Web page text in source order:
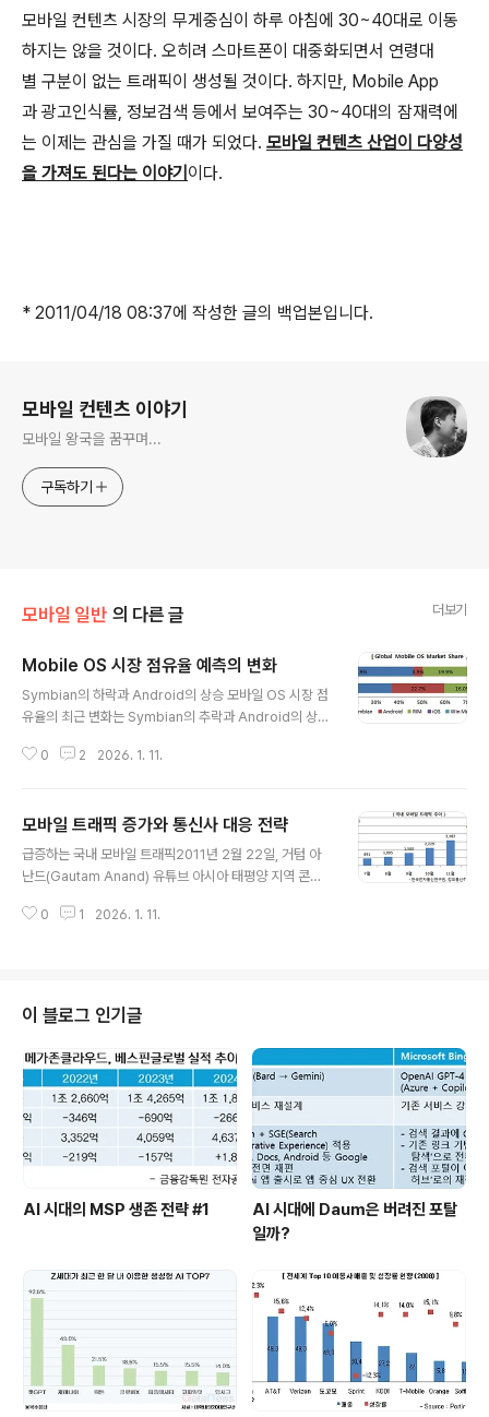
모바일 컨텐츠 시장의 무게중심이 하루 아침에 30~40대로 이동
하지는 않을 것이다. 오히려 스마트폰이 대중화되면서 연령대
별 구분이 없는 트래픽이 생성될 것이다. 하지만, Mobile App
과 광고인식률, 정보검색 등에서 보여주는 30~40대의 잠재력에
는 이제는 관심을 가질 때가 되었다. 모바일 컨텐츠 산업이 다양성
을 가져도 된다는 이야기 이다.
* 2011/04/18 08:37에 작성한 글의 백업본입니다.
모바일 컨텐츠 이야기
모바일 왕국을 꿈꾸며...
구독하기
모바일 일반 의 다른 글 더보기
Mobile OS 시장 점유율 예측의 변화
Symbian의 하락과 Android의 상승 모바일 OS 시장 점
유율의 최근 변화는 Symbian의 추락과 Android의 상승
2010년 37.6%로 끝없는 추락을 하고 있다. 여전히 시장
하여 Google의 위력을 증명하고 있다. iOS 역시 14.4%
에서 15.7%로 상승세를 유지하고 있다. 실제 스마트폰에
서 발생되는 Traffic Share를 비교해 보면 출하량 기준의
droid는 2010년 4월 5.9%에서 2011년 3월 15.2%로
0 2 2026. 1. 11.
모바일 트래픽 증가와 통신사 대응 전략
급증하는 국내 모바일 트래픽2011년 2월 22일, 거텀 아
난드(Gautam Anand) 유튜브 아시아 태평양 지역 콘텐
1월 한국의 유튜브 모바일 트래픽 비중은 작년 동기 대비 9
국내 모바일 트래픽의 성장은 경이적이다.실제 국내 모바
일(3G) 월 트래픽은 2010년 1월 456 TB에서 2011년 1
월 5,596 TB로 12.27배나 증가하였다. 스마트폰과 스마
트패드 보급율이 빠르게 증가함에 따라 이러한 상승세는
계속 유지될 것으로 보인다. 지금과 같은 추세라면 내년말
모바일(3G..
0 1 2026. 1. 11.
이 블로그 인기글
AI 시대의 MSP 생존 전략 #1
AI 시대에 Daum은 버려진 포탈
일까?